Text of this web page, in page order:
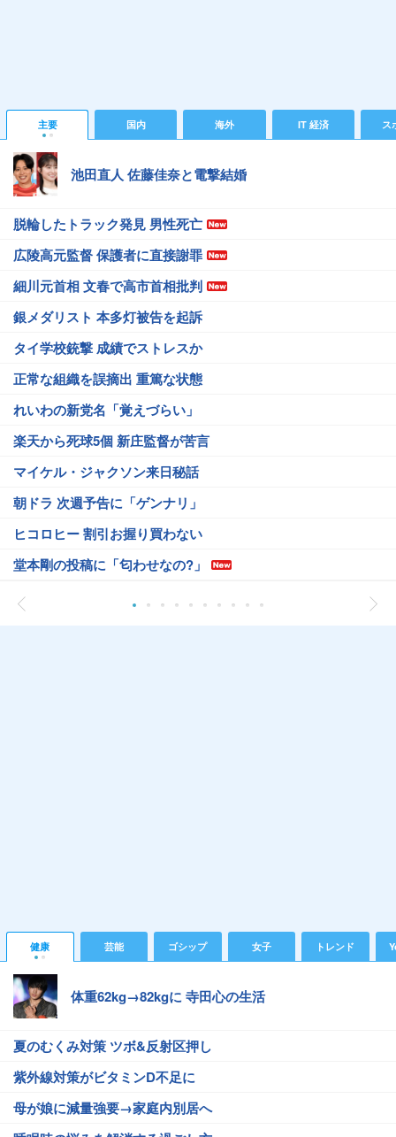
主要 国内 海外 IT 経済 ス
池田直人 佐藤佳奈と電撃結婚
脱輪したトラック発見 男性死亡
広陵高元監督 保護者に直接謝罪
細川元首相 文春で高市首相批判
銀メダリスト 本多灯被告を起訴
タイ学校銃撃 成績でストレスか
正常な組織を誤摘出 重篤な状態
れいわの新党名「覚えづらい」
楽天から死球5個 新庄監督が苦言
マイケル・ジャクソン来日秘話
朝ドラ 次週予告に「ゲンナリ」
ヒコロヒー 割引お握り買わない
堂本剛の投稿に「匂わせなの?」
健康 芸能 ゴシップ 女子 トレンド
体重62kg→82kgに 寺田心の生活
夏のむくみ対策 ツボ&反射区押し
紫外線対策がビタミンD不足に
母が娘に減量強要→家庭内別居へ